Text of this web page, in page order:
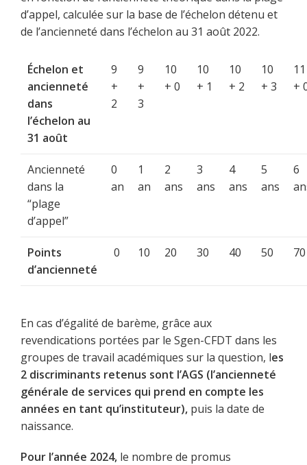
d’appel, calculée sur la base de l’échelon détenu et
de l’ancienneté dans l’échelon au 31 août 2022.
Échelon et
ancienneté
dans
l’échelon au
31 août
9
+
2
9
+
3
10
+ 0
10
+ 1
10
+ 2
10
+ 3
11
+
Ancienneté
dans la
“plage
d’appel”
0
an
1
an
2
ans
3
ans
4
ans
5
ans
6
Points
d’ancienneté
0 10 20 30 40 50 70
En cas d’égalité de barème, grâce aux
revendications portées par le Sgen-CFDT dans les
groupes de travail académiques sur la question, les
2 discriminants retenus sont l’AGS (l’ancienneté
générale de services qui prend en compte les
années en tant qu’instituteur), puis la date de
naissance.
Pour l’année 2024, le nombre de promus